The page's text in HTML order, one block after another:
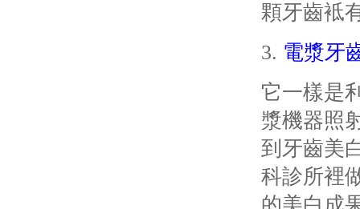
顆牙齒袛
3. 電漿牙
它一樣是
漿機器照
到牙齒美
科診所裡